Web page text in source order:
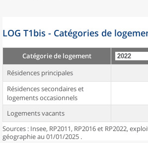
LOG T1bis - Catégories de
Catégorie de logement
Résidences principales
Résidences secondaires et
logements occasionnels
Logements vacants
Sources : Insee, RP2011, RP2016 et RP2022,
géographie au 01/01/2025 .